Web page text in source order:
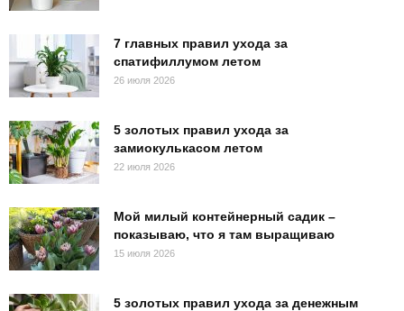
7 главных правил ухода за
спатифиллумом летом
26 июля 2026
5 золотых правил ухода за
замиокулькасом летом
22 июля 2026
Мой милый контейнерный садик –
показываю, что я там выращиваю
15 июля 2026
5 золотых правил ухода за денежным